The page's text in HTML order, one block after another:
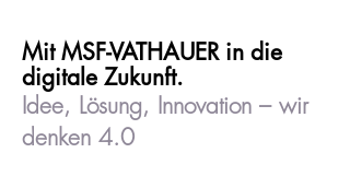
Mit MSF-VATHAUER in die
digitale Zukunft.
Idee, Lösung, Innovation – wir
denken 4.0